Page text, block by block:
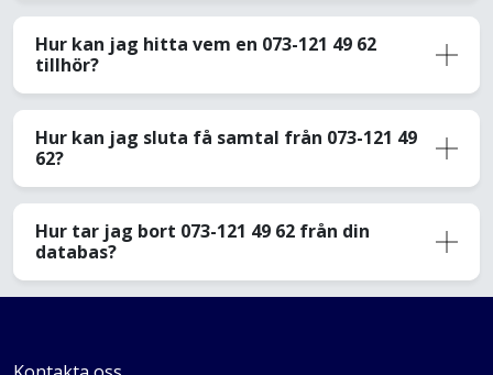
Hur kan jag hitta vem en 073-121 49 62
tillhör?
Hur kan jag sluta få samtal från 073-121 49
62?
Hur tar jag bort 073-121 49 62 från din
databas?